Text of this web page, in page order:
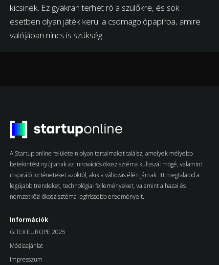
kicsinek. Ez gyakran terhet ró a szülőkre, és sok
esetben olyan játék kerül a csomagolópapírba, amire
valójában nincs is szükség.
A Startup online felületein olyan tartalmakat találsz, amelyek mélyebb
betekintést nyújtanak az innovációs ökoszisztéma kulisszái mögé, valamint
inspiráló történeteket azoktól, akik a változás élén járnak. Itt megtalálod a
legújabb trendeket, technológiai fejleményeket, valamint a hazai és
nemzetközi ökoszisztéma legfrissebb eredményeit.
Információk
GITEX EUROPE 2025
Médiaajánlat
Impresszum